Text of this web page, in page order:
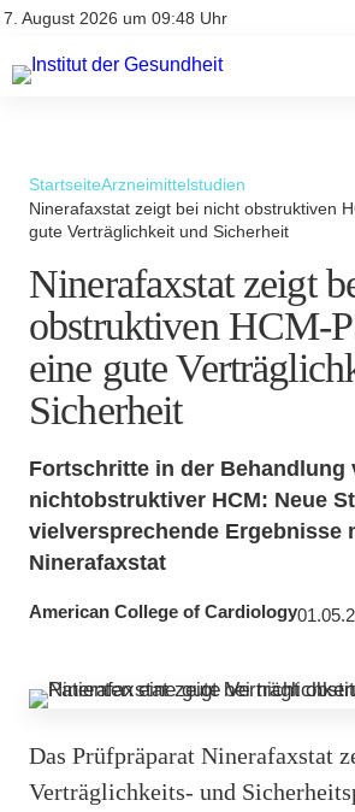
7. August 2026 um 09:48 Uhr
Kontakt
Kontakt
AGBs
StartseiteArzneimittelstudien
Ninerafaxstat zeigt bei nicht obstruktiven
gute Verträglichkeit und Sicherheit
Ninerafaxstat zeigt
obstruktiven HCM-
eine gute
Sicherheit
Fortschritte in der Behandlung
nichtobstruktiver HCM: Neue
vielversprechende Ergebnisse
Ninerafaxstat
American College of Cardiology
Das Prüfpräparat Ninerafaxstat
Verträglichkeits- und